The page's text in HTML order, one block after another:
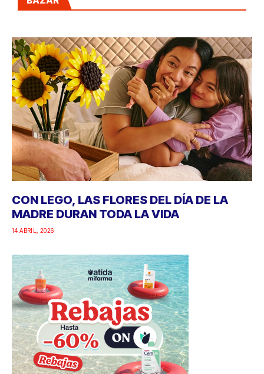
CON LEGO, LAS FLORES DEL DÍA DE LA
MADRE DURAN TODA LA VIDA
14 ABRIL, 2026